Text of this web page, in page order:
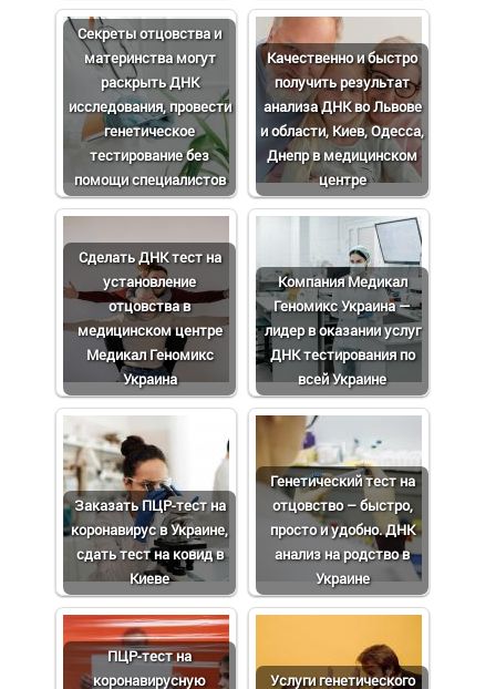
Cекреты отцовства и
материнства могут
раскрыть ДНК
исследования, провести
генетическое
тестирование без
помощи специалистов
Качественно и быстро
получить результат
анализа ДНК во Львове
и области, Киев, Одесса,
Днепр в медицинском
центре
Сделать ДНК тест на
установление
отцовства в
медицинском центре
Медикал Геномикс
Украина
Компания Медикал
Геномикс Украина —
лидер в оказании услуг
ДНК тестирования по
всей Украине
Заказать ПЦР-тест на
коронавирус в Украине,
сдать тест на ковид в
Киеве
Генетический тест на
отцовство – быстро,
просто и удобно. ДНК
анализ на родство в
Украине
ПЦР-тест на
коронавирусную
Услуги генетического